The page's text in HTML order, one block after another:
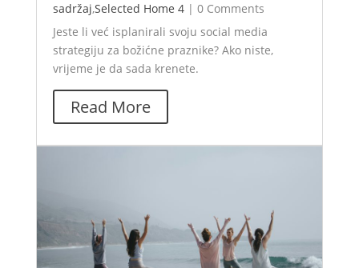
sadržaj,Selected Home 4 | 0 Comments
Jeste li već isplanirali svoju social media
strategiju za božićne praznike? Ako niste,
vrijeme je da sada krenete.
Read More